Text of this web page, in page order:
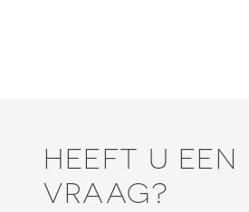
HEEFT U EEN
VRAAG?